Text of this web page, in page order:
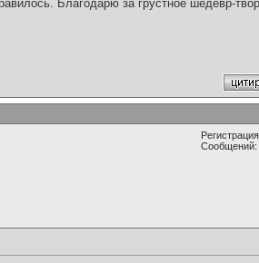
Благодарю за грустное шедевр-
Сообщений: